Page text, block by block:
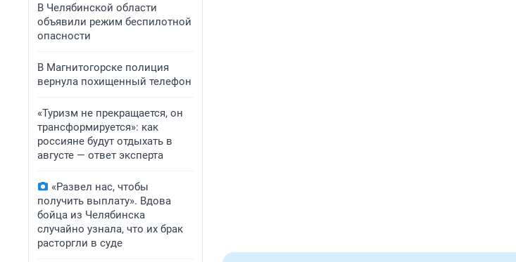
В Челябинской области
объявили режим беспилотной
опасности
В Магнитогорске полиция
вернула похищенный телефон
«Туризм не прекращается, он
трансформируется»: как
россияне будут отдыхать в
августе — ответ эксперта
«Развел нас, чтобы
получить выплату». Вдова
бойца из Челябинска
случайно узнала, что их брак
расторгли в суде